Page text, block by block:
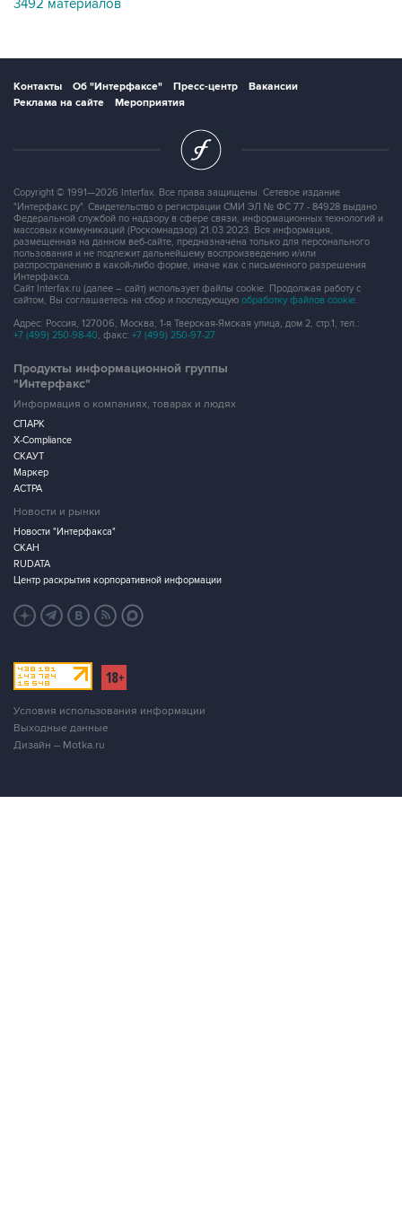
Copyright © 1991—2026 Interfax. Все права защищены. Сетевое издание
"Интерфакс.ру". Свидетельство о регистрации СМИ ЭЛ № ФС 77 - 84928 выдано
массовых коммуникаций (Роскомнадзор) 21.03.2023. Вся информация,
размещенная на данном веб-сайте, предназначена только для персонального
пользования и не подлежит дальнейшему воспроизведению и/или
распространению в какой-либо форме, иначе как с письменного разрешения
Интерфакса.
Сайт Interfax.ru (далее – сайт) использует файлы cookie. Продолжая работу с
сайтом, Вы соглашаетесь на сбор и последующую обработку файлов cookie.
Адрес: Россия, 127006, Москва, 1-я Тверская-Ямская улица, дом 2, стр.1, тел.:
+7 (499) 250-98-40, факс: +7 (499) 250-97-27
Продукты информационной группы
Информация о компаниях, товарах и людях
СПАРК
X-Compliance
СКАУТ
Маркер
АСТРА
Новости и рынки
Новости "Интерфакса"
СКАН
RUDATA
Центр раскрытия корпоративной информации
Условия использования информации
Выходные данные
Дизайн – Motka.ru